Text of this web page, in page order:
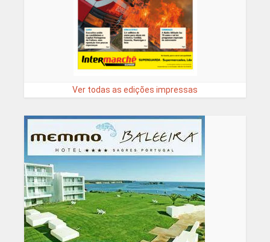
Ver todas as edições impressas